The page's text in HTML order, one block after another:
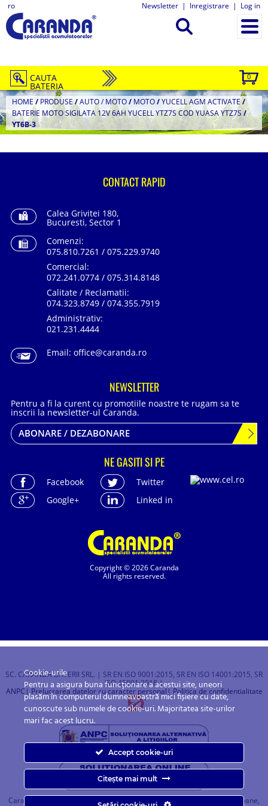
ro Newsletter | Inregistrare | Log in
0
CAUTA
BATERIA
HOME / PRODUSE/AUTO / MOTO/ MOTO/YUCELL AGM ACTIVATE/
BATERIE MOTO SIGILATA 12V 6AH YUCELL YTZ7S COD YUASA YTZ7S/
YT6B-3
Copyright © 2026 Caranda
All rights reserved.
CONTACT RAPID
Calea Grivitei 180,
Bucuresti, Sector 1
Comenzi:
075.810.7261 / 075.229.9740
Comercial:
072.241.0774 / 075.314.8148
Calitate / Reclamatii:
074.323.8749 / 074.355.7919
Administrativ:
021.231.4444
Email: office@caranda.ro
NEWSLETTER
Pentru a fi la curent cu promotiile noastre te rugam sa te
inscrii la newsletter-ul Caranda.
ABONARE / DEZABONARE
NE GASITI SI PE
Facebook
Twitter
Google+
Linked in
SC. CARANDA BATERII SRL. | SR EN ISO 9001:2015, SR EN ISO 14001:2015, SR
ISO 45001:2018 |
ANPC | Prelucrarea datelor cu caracter personal| Politica de confidentialitate
Caranda.ro este un magazin online cu baterii pentru automobile, camioane,
Cookie-urile
Pentru a asigura buna funcționare a acestui site, uneori
plasăm în computerul dumneavoastră mici fișiere cu date,
cunoscute sub numele de cookie-uri. Majoritatea site-urilor
mari fac acest lucru.
Accept cookie-uri
Citește mai mult